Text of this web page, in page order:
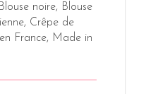
Blouse noire, Blouse
, Crêpe de
France, Made in